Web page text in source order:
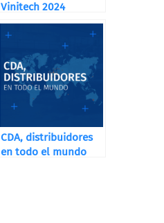
Vinitech 2024
CDA, distribuidores
en todo el mundo